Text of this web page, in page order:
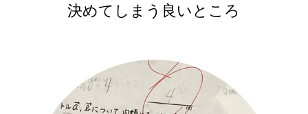
決めてしまう良いところ